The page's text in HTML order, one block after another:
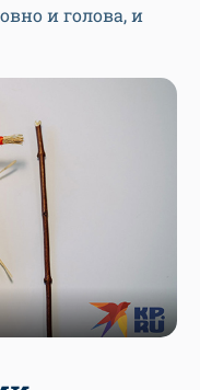
и голова, и